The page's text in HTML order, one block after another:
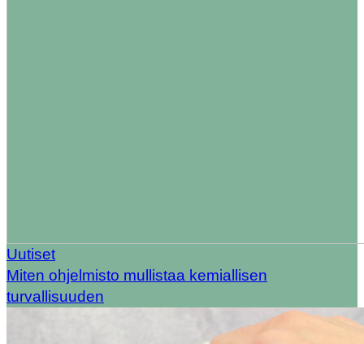
Uutiset
Miten ohjelmisto mullistaa kemiallisen
turvallisuuden